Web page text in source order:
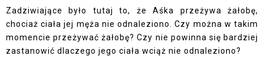
Zadziwiające było tutaj to, że Aśka przeżywa żałobę,
chociaż ciała jej męża nie odnaleziono. Czy można w takim
momencie przeżywać żałobę? Czy nie powinna się bardziej
zastanowić dlaczego jego ciała wciąż nie odnaleziono?